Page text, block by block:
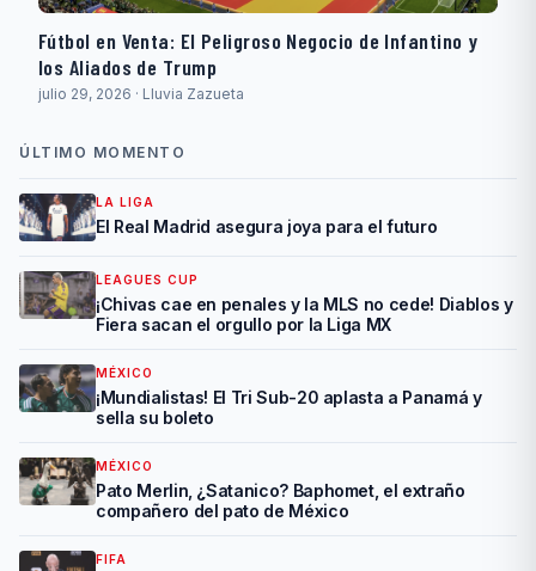
Fútbol en Venta: El Peligroso Negocio de Infantino y
los Aliados de Trump
julio 29, 2026 · Lluvia Zazueta
ÚLTIMO MOMENTO
LA LIGA
El Real Madrid asegura joya para el futuro
LEAGUES CUP
¡Chivas cae en penales y la MLS no cede! Diablos y
Fiera sacan el orgullo por la Liga MX
MÉXICO
¡Mundialistas! El Tri Sub-20 aplasta a Panamá y
sella su boleto
MÉXICO
Pato Merlin, ¿Satanico? Baphomet, el extraño
compañero del pato de México
FIFA